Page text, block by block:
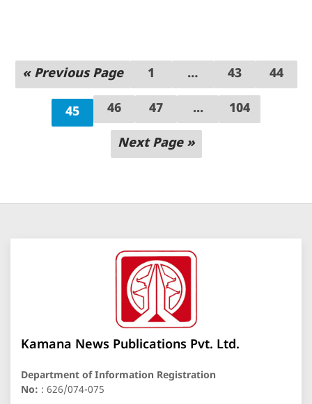
« Previous Page 1 … 43 44
45 46 47 ... 104
Next Page »
Kamana News Publications Pvt. Ltd.
Department of Information Registration
No: : 626/074-075